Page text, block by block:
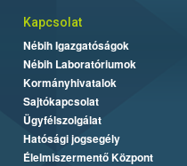
Kapcsolat
Nébih Igazgatóságok
Nébih Laboratóriumok
Kormányhivatalok
Sajtókapcsolat
Ügyfélszolgálat
Hatósági jogsegély
Élelmiszermentő Központ